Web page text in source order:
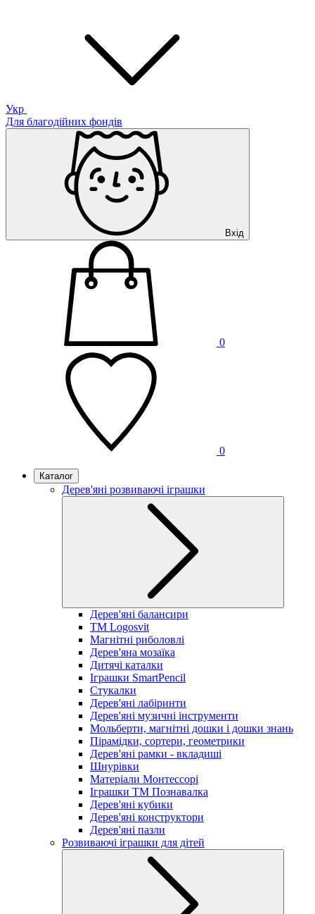
Укр
Для благодійних фондів
Вхід
0
0
Каталог
Дерев'яні розвиваючі іграшки
Дерев'яні балансири
TM Logosvit
Магнітні риболовлі
Дерев'яна мозаїка
Дитячі каталки
Іграшки SmartPencil
Стукалки
Дерев'яні лабіринти
Дерев'яні музичні інструменти
Мольберти, магнітні дошки і дошки знань
Пірамідки, сортери, геометрики
Дерев'яні рамки - вкладиші
Шнурівки
Матеріали Монтессорі
Іграшки ТМ Познавалка
Дерев'яні кубики
Дерев'яні конструктори
Дерев'яні пазли
Розвиваючі іграшки для дітей